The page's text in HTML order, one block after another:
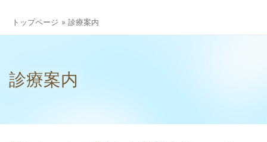
トップページ » 診療案内
診療案内